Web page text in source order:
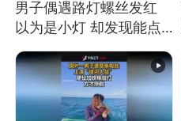
男子偶遇路灯螺丝发红
以为是小灯 却发现能点
处理